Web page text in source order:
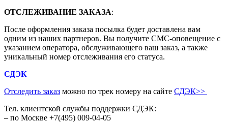
ОТСЛЕЖИВАНИЕ ЗАКАЗА:
После оформления заказа посылка будет доставлена вам
одним из наших партнеров. Вы получите СМС-оповещение с
указанием оператора, обслуживающего ваш заказ, а также
уникальный номер отслеживания его статуса.
СДЭК
Отследить заказ можно по трек номеру на сайте СДЭК>>
Тел. клиентской службы поддержки СДЭК:
– по Москве +7(495) 009-04-05